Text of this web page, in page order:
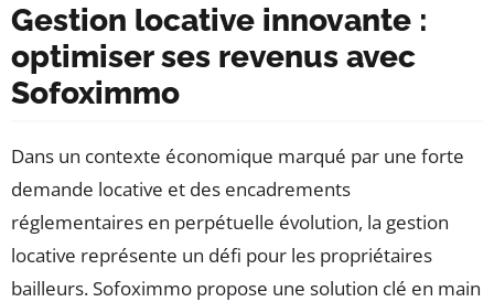
Gestion locative innovante :
optimiser ses revenus avec
Sofoximmo
Dans un contexte économique marqué par une forte
demande locative et des encadrements
réglementaires en perpétuelle évolution, la gestion
locative représente un défi pour les propriétaires
bailleurs. Sofoximmo propose une solution clé en main